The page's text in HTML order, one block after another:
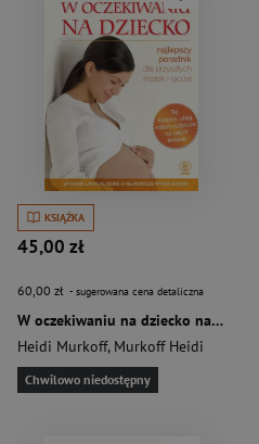
KSIĄŻKA
45,00 zł
60,00 zł - sugerowana cena detaliczna
W oczekiwaniu na dziecko najlepszy poradnik dla przyszłych matek i ojców
Heidi Murkoff, Murkoff Heidi
Chwilowo niedostępny